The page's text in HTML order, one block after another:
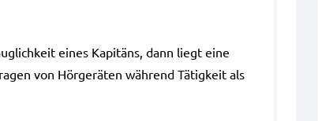
eines Kapi­täns, dann liegt eine
von Hör­ge­rä­ten wäh­rend Tätig­keit als